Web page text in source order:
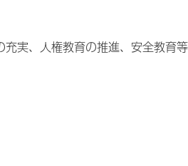
実、人権教育の推進、安全教育